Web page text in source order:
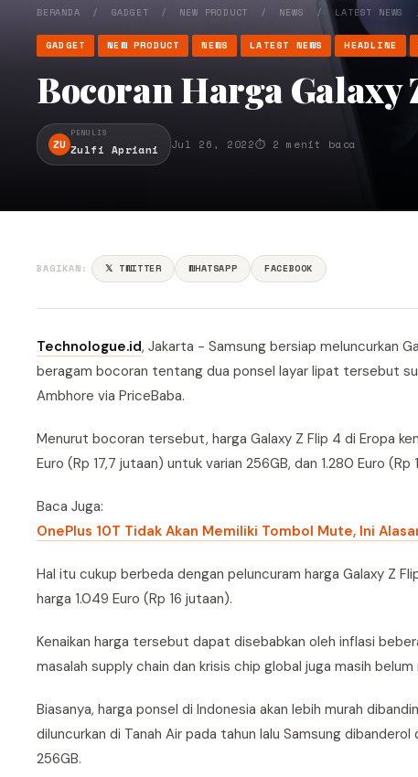
BERANDA / GADGET / NEW PRODUCT / NEWS / LATEST NEWS
GADGET NEW PRODUCT NEWS LATEST NEWS HEADLINE
Bocoran Harga Galaxy
ZU
PENULIS
Zulfi Apriani Jul 26, 2022⏱ 2 menit baca
BAGIKAN: 𝕏 TWITTER WHATSAPP FACEBOOK
Technologue.id, Jakarta - Samsung bersiap meluncurkan
beragam bocoran tentang dua ponsel layar lipat tersebut
Ambhore via PriceBaba.
Menurut bocoran tersebut, harga Galaxy Z Flip 4 di Eropa
Euro (Rp 17,7 jutaan) untuk varian 256GB, dan 1.280 Euro (Rp
Baca Juga:
OnePlus 10T Tidak Akan Memiliki Tombol Mute, Ini
Hal itu cukup berbeda dengan peluncuram harga Galaxy Z
harga 1.049 Euro (Rp 16 jutaan).
Kenaikan harga tersebut dapat disebabkan oleh inflasi
masalah supply chain dan krisis chip global juga masih
Biasanya, harga ponsel di Indonesia akan lebih murah
diluncurkan di Tanah Air pada tahun lalu Samsung
256GB.